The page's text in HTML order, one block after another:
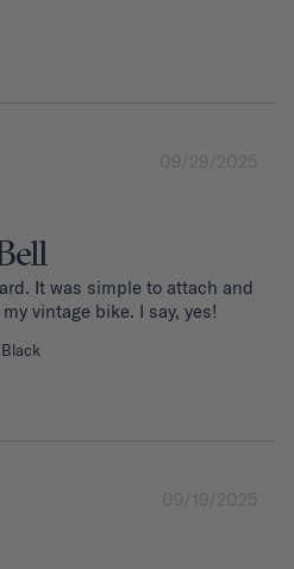
09/29/2025
It was simple to attach and
vintage bike. I say, yes!
09/19/2025